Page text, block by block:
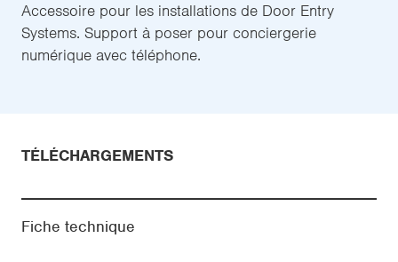
Accessoire pour les installations de Door Entry
Systems. Support à poser pour conciergerie
numérique avec téléphone.
TÉLÉCHARGEMENTS
Fiche technique